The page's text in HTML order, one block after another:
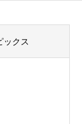
ックス